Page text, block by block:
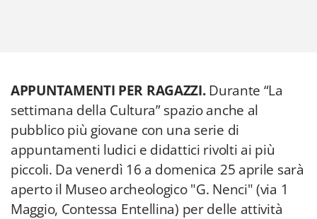
APPUNTAMENTI PER RAGAZZI.Durante “La
settimana della Cultura” spazio anche al
pubblico più giovane con una serie di
appuntamenti ludici e didattici rivolti ai più
piccoli. Da venerdì 16 a domenica 25 aprile sarà
aperto il Museo archeologico "G. Nenci" (via 1
Maggio, Contessa Entellina) per delle attività